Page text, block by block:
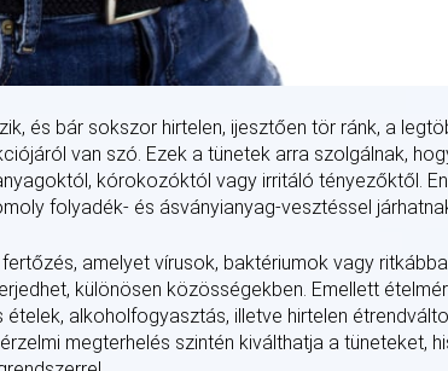
és bár sokszor hirtelen, ijesztően tör ránk, a
van szó. Ezek a tünetek arra szolgálnak,
kórokozóktól vagy irritáló tényezőktől.
folyadék- és ásványianyag-vesztéssel
amelyet vírusok, baktériumok vagy
különösen közösségekben. Emellett
alkoholfogyasztás, illetve hirtelen
megterhelés szintén kiválthatja a tüneteket,